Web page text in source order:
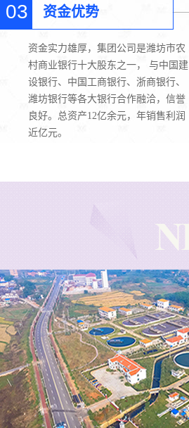
03 资金优势
资金实力雄厚，集团公司是潍坊市农
村商业银行十大股东之一， 与中国建
设银行、中国工商银行、浙商银行、
潍坊银行等各大银行合作融洽，信誉
良好。总资产12亿余元，年销售利润
近亿元。